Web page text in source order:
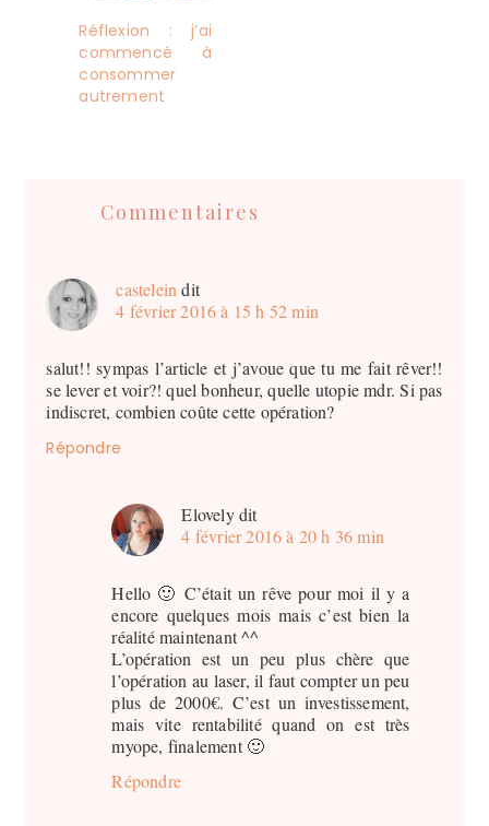
Réflexion : j’ai
commencé à
consommer
autrement
Commentaires
castelein dit
4 février 2016 à 15 h 52 min
salut!! sympas l’article et j’avoue que tu me fait rêver!!
se lever et voir?! quel bonheur, quelle utopie mdr. Si pas
indiscret, combien coûte cette opération?
Répondre
Elovely dit
4 février 2016 à 20 h 36 min
Hello 🙂 C’était un rêve pour moi il y a
encore quelques mois mais c’est bien la
réalité maintenant ^^
L’opération est un peu plus chère que
l’opération au laser, il faut compter un peu
plus de 2000€. C’est un investissement,
mais vite rentabilité quand on est très
myope, finalement 🙂
Répondre